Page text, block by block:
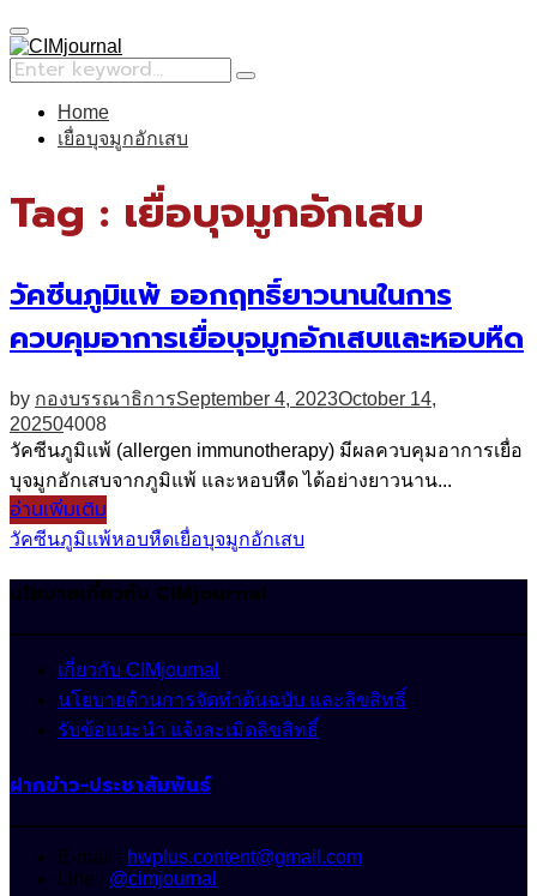
Primary
Menu
Search
for:
Search
Home
เยื่อบุจมูกอักเสบ
Tag : เยื่อบุจมูกอักเสบ
วัคซีนภูมิแพ้ ออกฤทธิ์ยาวนานในการ
ควบคุมอาการเยื่อบุจมูกอักเสบและหอบหืด
by กองบรรณาธิการSeptember 4, 2023October 14,
202504008
วัคซีนภูมิแพ้ (allergen immunotherapy) มีผลควบคุมอาการเยื่อ
บุจมูกอักเสบจากภูมิแพ้ และหอบหืด ได้อย่างยาวนาน...
อ่านเพิ่มเติม
วัคซีนภูมิแพ้หอบหืดเยื่อบุจมูกอักเสบ
นโยบายเกี่ยวกับ CIMjournal
เกี่ยวกับ CIMjournal
นโยบายด้านการจัดทำต้นฉบับ และลิขสิทธิ์
รับข้อแนะนำ แจ้งละเมิดลิขสิทธิ์
ฝากข่าว-ประชาสัมพันธ์
E-mail : hwplus.content@gmail.com
Line : @cimjournal